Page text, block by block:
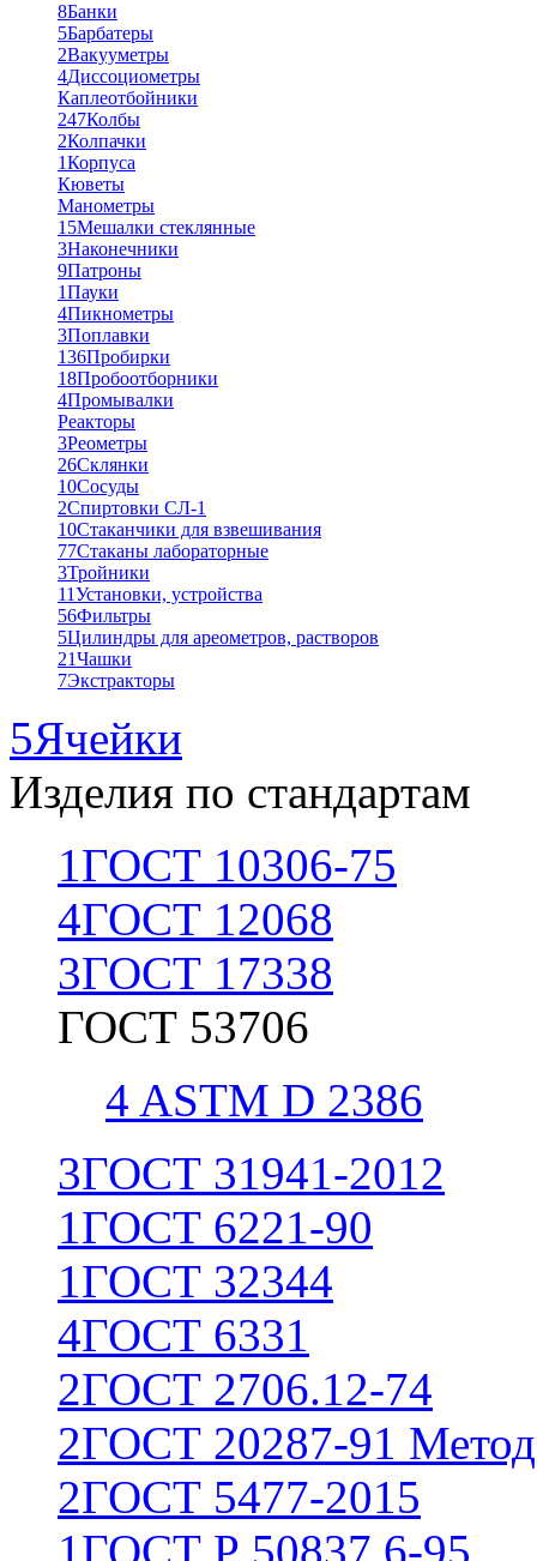
8Банки
5Барбатеры
2Вакууметры
4Диссоциометры
Каплеотбойники
247Колбы
2Колпачки
1Корпуса
Кюветы
Манометры
15Мешалки стеклянные
3Наконечники
9Патроны
1Пауки
4Пикнометры
3Поплавки
136Пробирки
18Пробоотборники
4Промывалки
Реакторы
3Реометры
26Склянки
10Сосуды
2Спиртовки СЛ-1
10Стаканчики для взвешивания
77Стаканы лабораторные
3Тройники
11Установки, устройства
56Фильтры
5Цилиндры для ареометров, растворов
21Чашки
7Экстракторы
5Ячейки
Изделия по стандартам
1ГОСТ 10306-75
4ГОСТ 12068
3ГОСТ 17338
ГОСТ 53706
4 ASTM D 2386
3ГОСТ 31941-2012
1ГОСТ 6221-90
1ГОСТ 32344
4ГОСТ 6331
2ГОСТ 2706.12-74
2ГОСТ 20287-91
2ГОСТ 5477-2015